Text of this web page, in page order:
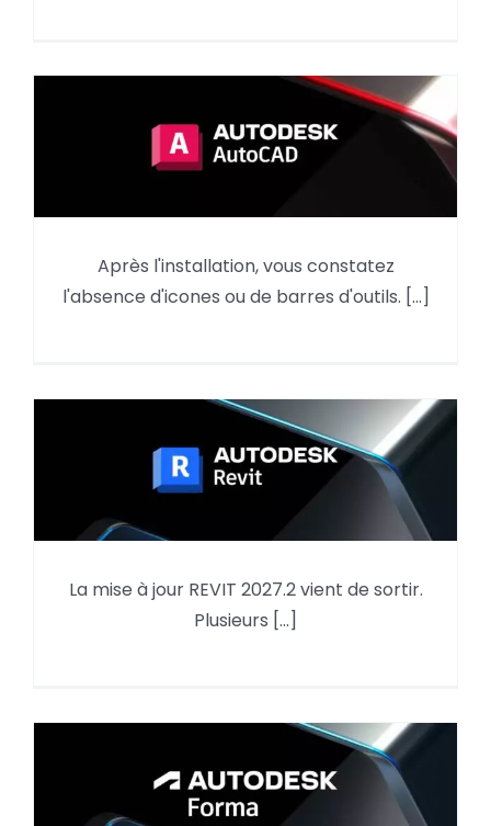
AutoCAD : reprendre des
éléments du menu d’une
Après l'installation, vous constatez
l'absence d'icones ou de barres d'outils. [...]
Mise à jour REVIT 2027.2
La mise à jour REVIT 2027.2 vient de sortir.
Plusieurs [...]